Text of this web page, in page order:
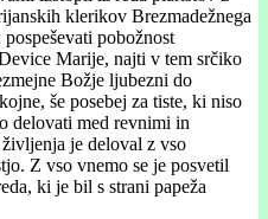
klerikov Brezmadežnega
pobožnost
Marije, najti v tem srčiko
Božje ljubezni do
še posebej za tiste, ki niso
delovati med revnimi in
je deloval z vso
Z vso vnemo se je posvetil
ki je bil s strani papeža